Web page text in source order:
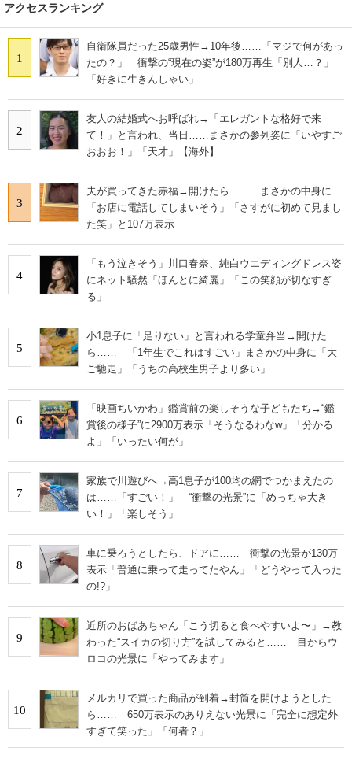
アクセスランキング
1
自衛隊員だった25歳男性→10年後……「マジで何があっ
たの？」 衝撃の“現在の姿”が180万再生「別人…？」
「好きに生きんしゃい」
2
友人の結婚式へお呼ばれ→「エレガントな格好で来
て！」と言われ、当日……まさかの参列姿に「いやすご
おおお！」「天才」【海外】
3
夫が買ってきた赤福→開けたら…… まさかの中身に
「お店に電話してしまいそう」「さすがに初めて見まし
た笑」と107万表示
4
「もう泣きそう」川口春奈、純白ウエディングドレス姿
にネット騒然「ほんとに綺麗」「この笑顔が切なすぎ
る」
5
小1息子に「足りない」と言われる学童弁当→開けた
ら…… 「1年生でこれはすごい」まさかの中身に「大
ご馳走」「うちの高校生男子より多い」
6
「映画ちいかわ」鑑賞前の楽しそうな子どもたち→“鑑
賞後の様子”に2900万表示「そうなるわなw」「分かる
よ」「いったい何が」
7
家族で川遊びへ→高1息子が100均の網でつかまえたの
は……「すごい！」 “衝撃の光景”に「めっちゃ大き
い！」「楽しそう」
8
車に乗ろうとしたら、ドアに…… 衝撃の光景が130万
表示「普通に乗って走ってたやん」「どうやって入った
の!?」
9
近所のおばあちゃん「こう切ると食べやすいよ〜」→教
わった“スイカの切り方”を試してみると…… 目からウ
ロコの光景に「やってみます」
10
メルカリで買った商品が到着→封筒を開けようとした
ら…… 650万表示のありえない光景に「完全に想定外
すぎて笑った」「何者？」